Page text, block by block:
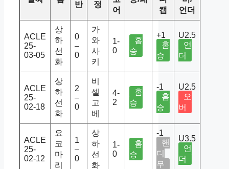
반
정
어
캡
언더
ACLE
25-
03-05
상
하
선
화
0
–
0
가
와
사
키
1-
0
홈
승
+1
홈
승
U2.5
언
더
ACLE
25-
02-18
상
하
선
화
2
–
0
비
셀
고
베
4-
2
홈
승
-1
홈
승
U2.5
오
버
ACLE
25-
02-12
요
코
마
리
1
–
0
상
하
선
화
1-
0
홈
승
-1
핸
디
무
U3.5
언
더